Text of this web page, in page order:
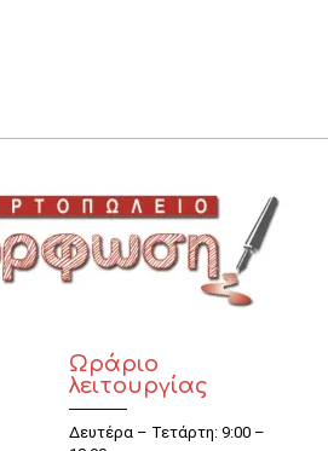
Ωράριο
λειτουργίας
Δευτέρα – Τετάρτη: 9:00 –